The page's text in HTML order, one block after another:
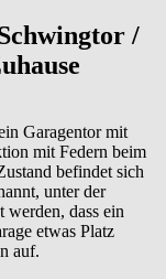
/
Garagentor mit
mit Federn beim
befindet sich
unter der
werden, dass ein
etwas Platz
auf.